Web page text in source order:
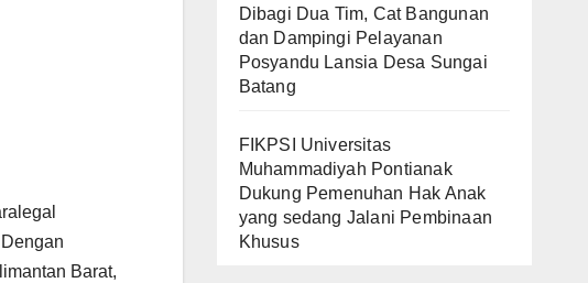
Dengan
Barat,
Dibagi Dua Tim, Cat Bangunan
dan Dampingi Pelayanan
Posyandu Lansia Desa Sungai
Batang
FIKPSI Universitas
Muhammadiyah Pontianak
Dukung Pemenuhan Hak Anak
yang sedang Jalani Pembinaan
Khusus